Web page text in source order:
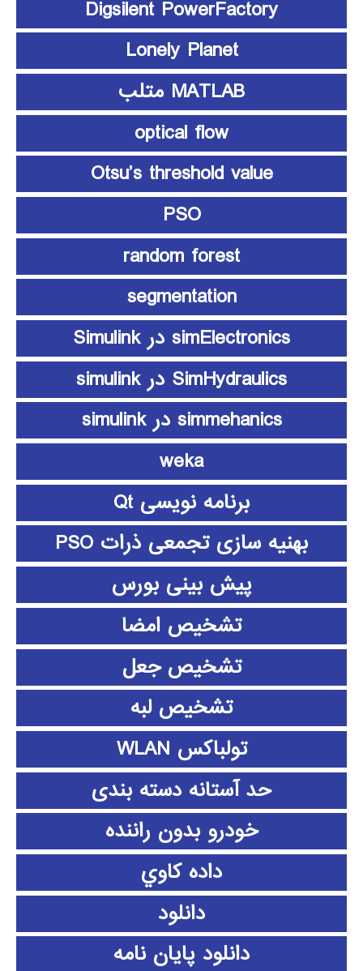
Digsilent PowerFactory
Lonely Planet
MATLAB متلب
optical flow
Otsu’s threshold value
PSO
random forest
segmentation
simElectronics در Simulink
SimHydraulics در simulink
simmehanics در simulink
weka
برنامه نویسی Qt
بهنیه سازی تجمعی ذرات PSO
پیش بینی بورس
تشخیص امضا
تشخیص جعل
تشخیص لبه
تولباکس WLAN
حد آستانه دسته بندی
خودرو بدون راننده
داده كاوي
دانلود
دانلود پايان نامه